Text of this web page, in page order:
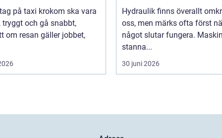
på taxi krokom ska vara
tryggt och gå snabbt,
om resan gäller jobbet,
Hydraulik finns överallt
oss, men märks ofta först
något slutar fungera.
stanna...
30 juni 2026